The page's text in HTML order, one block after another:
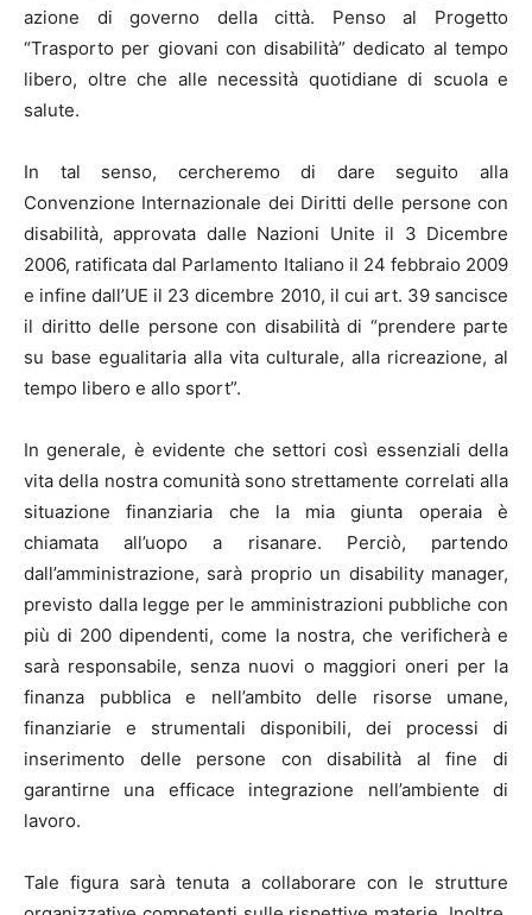
azione di governo della città. Penso al Progetto
“Trasporto per giovani con disabilità” dedicato al tempo
libero, oltre che alle necessità quotidiane di scuola e
salute.
In tal senso, cercheremo di dare seguito alla
Convenzione Internazionale dei Diritti delle persone con
disabilità, approvata dalle Nazioni Unite il 3 Dicembre
2006, ratificata dal Parlamento Italiano il 24 febbraio 2009
e infine dall’UE il 23 dicembre 2010, il cui art. 39 sancisce
il diritto delle persone con disabilità di “prendere parte
su base egualitaria alla vita culturale, alla ricreazione, al
tempo libero e allo sport”.
In generale, è evidente che settori così essenziali della
vita della nostra comunità sono strettamente correlati alla
situazione finanziaria che la mia giunta operaia è
chiamata all’uopo a risanare. Perciò, partendo
dall’amministrazione, sarà proprio un disability manager,
previsto dalla legge per le amministrazioni pubbliche con
più di 200 dipendenti, come la nostra, che verificherà e
sarà responsabile, senza nuovi o maggiori oneri per la
finanza pubblica e nell’ambito delle risorse umane,
finanziarie e strumentali disponibili, dei processi di
inserimento delle persone con disabilità al fine di
garantirne una efficace integrazione nell’ambiente di
lavoro.
Tale figura sarà tenuta a collaborare con le strutture